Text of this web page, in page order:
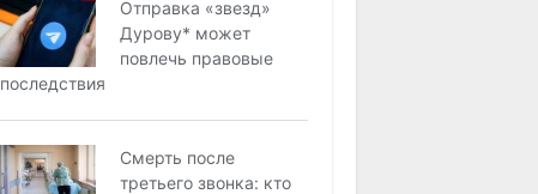
Отправка «звезд»
Дурову* может
повлечь правовые
последствия
Смерть после
третьего звонка: кто